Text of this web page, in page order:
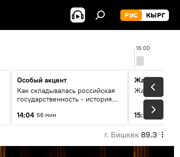
РУС КЫРГ
16:00
Особый акцент
Как складывалась российская
государственность - история
глазами аналитиков
14:04 56 мин
Жаңылыктар
15:01 3 мин
г. Бишкек 89.3